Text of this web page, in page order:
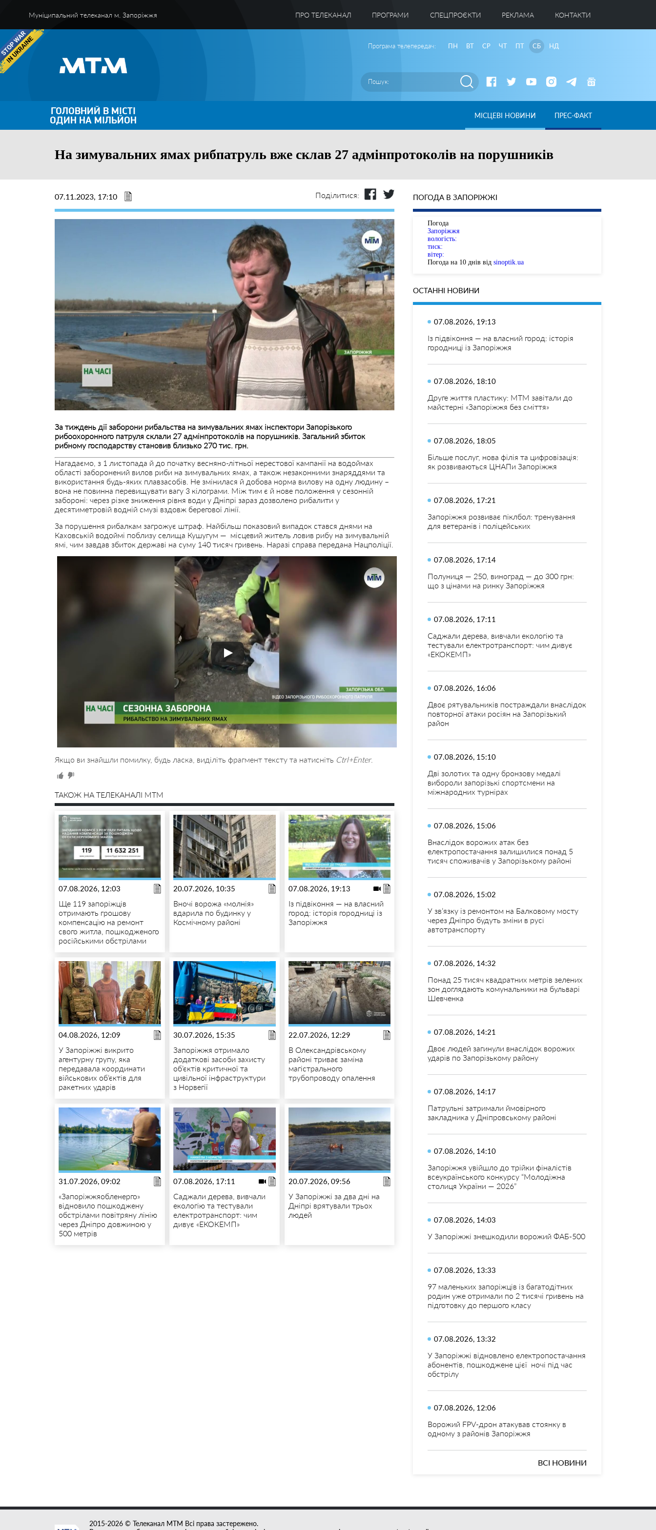
Муніципальний телеканал м. Запоріжжя ПРО ТЕЛЕКАНАЛ ПРОГРАМИ CПЕЦПРОЄКТИ РЕКЛАМА КОНТАКТИ
Програма телепередач: ПН ВТ СР ЧТ ПТ СБ НД
ГОЛОВНИЙ В МІСТІ
ОДИН НА МІЛЬЙОН МІСЦЕВІ НОВИНИ ПРЕС-ФАКТ
На зимувальних ямах рибпатруль вже склав 27 адмінпротоколів на порушників
07.11.2023, 17:10 Поділитися:
За тиждень дії заборони рибальства на зимувальних ямах інспектори Запорізького
рибоохоронного патруля склали 27 адмінпротоколів на порушників. Загальний збиток
рибному господарству становив близько 270 тис. грн.
Нагадаємо, з 1 листопада й до початку весняно-літньої нерестової кампанії на водоймах
області заборонений вилов риби на зимувальних ямах, а також незаконними знаряддями та
використання будь-яких плавзасобів. Не змінилася й добова норма вилову на одну людину –
вона не повинна перевищувати вагу 3 кілограми. Між тим є й нове положення у сезонній
забороні: через різке зниження рівня води у Дніпрі зараз дозволено рибалити у
десятиметровій водній смузі вздовж берегової лінії.
За порушення рибалкам загрожує штраф. Найбільш показовий випадок стався днями на
Каховській водоймі поблизу селища Кушугум — місцевий житель ловив рибу на зимувальній
ямі, чим завдав збиток державі на суму 140 тисяч гривень. Наразі справа передана Нацполіції.
Якщо ви знайшли помилку, будь ласка, виділіть фрагмент тексту та натисніть Ctrl+Enter.
ТАКОЖ НА ТЕЛЕКАНАЛІ MTM
07.08.2026, 12:03
Ще 119 запоріжців
отримають грошову
компенсацію на ремонт
свого житла, пошкодженого
російськими обстрілами
20.07.2026, 10:35
Вночі ворожа «молнія»
вдарила по будинку у
Космічному районі
07.08.2026, 19:13
Із підвіконня — на власний
город: історія городниці із
Запоріжжя
04.08.2026, 12:09
У Запоріжжі викрито
агентурну групу, яка
передавала координати
військових об’єктів для
ракетних ударів
30.07.2026, 15:35
Запоріжжя отримало
додаткові засоби захисту
об’єктів критичної та
цивільної інфраструктури
з Норвегії
22.07.2026, 12:29
В Олександрівському
районі триває заміна
магістрального
трубопроводу опалення
31.07.2026, 09:02
«Запоріжжяобленерго»
відновило пошкоджену
обстрілами повітряну лінію
через Дніпро довжиною у
500 метрів
07.08.2026, 17:11
Саджали дерева, вивчали
екологію та тестували
електротранспорт: чим
дивує «ЕКОКЕМП»
20.07.2026, 09:56
У Запоріжжі за два дні на
Дніпрі врятували трьох
людей
ПОГОДА В ЗАПОРІЖЖІ
Погода
Запоріжжя
вологість:
тиск:
вітер:
Погода на 10 днів від sinoptik.ua
ОСТАННІ НОВИНИ
07.08.2026, 19:13
Із підвіконня — на власний город: історія
городниці із Запоріжжя
07.08.2026, 18:10
Друге життя пластику: МТМ завітали до
майстерні «Запоріжжя без сміття»
07.08.2026, 18:05
Більше послуг, нова філія та цифровізація:
як розвиваються ЦНАПи Запоріжжя
07.08.2026, 17:21
Запоріжжя розвиває піклбол: тренування
для ветеранів і поліцейських
07.08.2026, 17:14
Полуниця — 250, виноград — до 300 грн:
що з цінами на ринку Запоріжжя
07.08.2026, 17:11
Саджали дерева, вивчали екологію та
тестували електротранспорт: чим дивує
«ЕКОКЕМП»
07.08.2026, 16:06
Двоє рятувальників постраждали внаслідок
повторної атаки росіян на Запорізький
район
07.08.2026, 15:10
Дві золотих та одну бронзову медалі
вибороли запорізькі спортсмени на
міжнародних турнірах
07.08.2026, 15:06
Внаслідок ворожих атак без
електропостачання залишилися понад 5
тисяч споживачів у Запорізькому районі
07.08.2026, 15:02
У зв’язку із ремонтом на Балковому мосту
через Дніпро будуть зміни в русі
автотранспорту
07.08.2026, 14:32
Понад 25 тисяч квадратних метрів зелених
зон доглядають комунальники на бульварі
Шевченка
07.08.2026, 14:21
Двоє людей загинули внаслідок ворожих
ударів по Запорізькому району
07.08.2026, 14:17
Патрульні затримали ймовірного
закладника у Дніпровському районі
07.08.2026, 14:10
Запоріжжя увійшло до трійки фіналістів
всеукраїнського конкурсу “Молодіжна
столиця України — 2026”
07.08.2026, 14:03
У Запоріжжі знешкодили ворожий ФАБ-500
07.08.2026, 13:33
97 маленьких запоріжців із багатодітних
родин уже отримали по 2 тисячі гривень на
підготовку до першого класу
07.08.2026, 13:32
У Запоріжжі відновлено електропостачання
абонентів, пошкоджене цієї ночі під час
обстрілу
07.08.2026, 12:06
Ворожий FPV-дрон атакував стоянку в
одному з районів Запоріжжя
ВСІ НОВИНИ
2015-2026 © Телеканал MTM Всі права застережено.